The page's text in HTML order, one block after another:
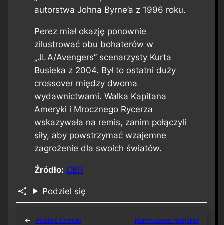
autorstwa Johna Byrne’a z 1996 roku.
Perez miał okazję ponownie
zilustrować obu bohaterów w
„JLA/Avengers” scenarzysty Kurta
Busieka z 2004. Był to ostatni duży
crossover między dwoma
wydawnictwami. Walka Kapitana
Ameryki i Mrocznego Rycerza
wskazywała na remis, zanim połączyli
siły, aby powstrzymać wzajemne
zagrożenie dla swoich światów.
Źródło: CBR
Podziel się
← Postać Oracle Komiksowe miejskie